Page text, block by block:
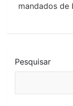
mandados de
Pesquisar